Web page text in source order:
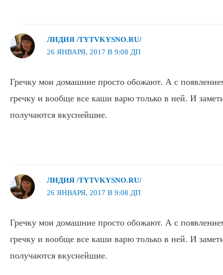
ЛИДИЯ /TYTVKYSNO.RU/
26 ЯНВАРЯ, 2017 В 9:08 ДП
Гречку мои домашние просто обожают. А с
гречку и вообще все каши варю только в ней. И
получаются вкуснейшие.
ЛИДИЯ /TYTVKYSNO.RU/
26 ЯНВАРЯ, 2017 В 9:08 ДП
Гречку мои домашние просто обожают. А с
гречку и вообще все каши варю только в ней. И
получаются вкуснейшие.